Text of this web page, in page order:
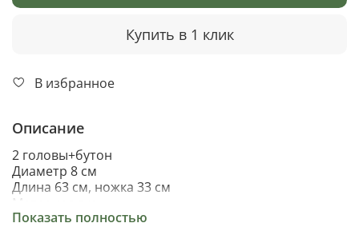
Купить в 1 клик
В избранное
Описание
2 головы+бутон
Диаметр 8 см
Длина 63 см, ножка 33 см
Материал ткань
Показать полностью